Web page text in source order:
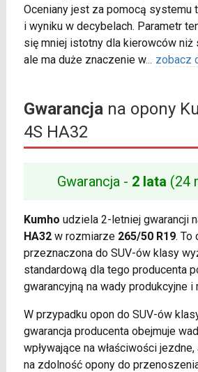
Oceniany jest za pomocą systemu
i wyniku w decybelach. Parametr
się mniej istotny dla kierowców niż
ale ma duże znaczenie w... zobacz
Gwarancjana opony
4S HA32
Gwarancja - 2 lata (24
Kumho udziela 2-letniej gwarancji
HA32w rozmiarze 265/50 R19. To
przeznaczona do SUV-ów klasy
standardową dla tego producenta
gwarancyjną na wady produkcyjne i
W przypadku opon do SUV-ów
gwarancja producenta obejmuje
wpływające na właściwości
na zdolność opony do